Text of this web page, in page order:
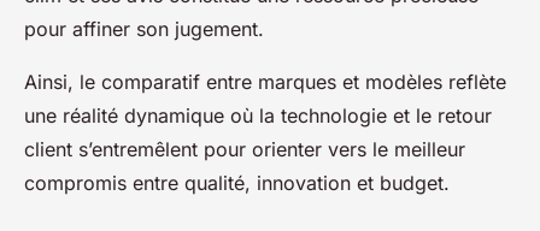
pour affiner son jugement.
Ainsi, le comparatif entre marques et modèles reflète
une réalité dynamique où la technologie et le retour
client s’entremêlent pour orienter vers le meilleur
compromis entre qualité, innovation et budget.